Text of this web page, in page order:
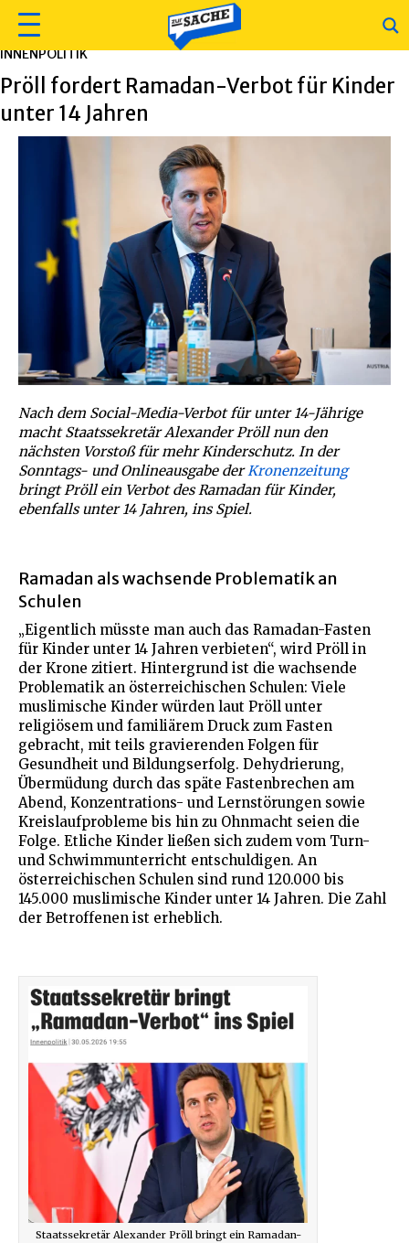
INNENPOLITIK
Pröll fordert Ramadan-Verbot für Kinder
unter 14 Jahren
Nach dem Social-Media-Verbot für unter 14-Jährige
macht Staatssekretär Alexander Pröll nun den
nächsten Vorstoß für mehr Kinderschutz. In der
Sonntags- und Onlineausgabe derKronenzeitung
bringt Pröll ein Verbot des Ramadan für Kinder,
ebenfalls unter 14 Jahren, ins Spiel.
Ramadan als wachsende Problematik an
Schulen
„Eigentlich müsste man auch das Ramadan-Fasten
für Kinder unter 14 Jahren verbieten“, wird Pröll in
der Krone zitiert. Hintergrund ist die wachsende
Problematik an österreichischen Schulen: Viele
muslimische Kinder würden laut Pröll unter
religiösem und familiärem Druck zum Fasten
gebracht, mit teils gravierenden Folgen für
Gesundheit und Bildungserfolg. Dehydrierung,
Übermüdung durch das späte Fastenbrechen am
Abend, Konzentrations- und Lernstörungen sowie
Kreislaufprobleme bis hin zu Ohnmacht seien die
Folge. Etliche Kinder ließen sich zudem vom Turn-
und Schwimmunterricht entschuldigen. An
österreichischen Schulen sind rund 120.000 bis
145.000 muslimische Kinder unter 14 Jahren. Die Zahl
der Betroffenen ist erheblich.
Staatssekretär Alexander Pröll bringt ein Ramadan-